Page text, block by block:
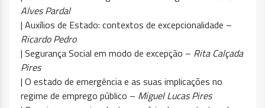
Alves Pardal
| Auxílios de Estado: contextos de excepcionalidade –
Ricardo Pedro
| Segurança Social em modo de excepção – Rita Calçada
Pires
| O estado de emergência e as suas implicações no
regime de emprego público – Miguel Lucas Pires